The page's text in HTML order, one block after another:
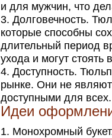
и для мужчин, что
Долговечность.
которые способны
длительный период
ухода и могут стоять
Доступность.
рынке. Они не
доступными для всех.
Идеи
Монохромный